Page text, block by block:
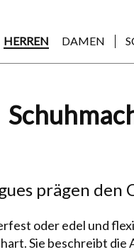
HERREN DAMEN
prägen den
oder edel und
Sie beschreibt